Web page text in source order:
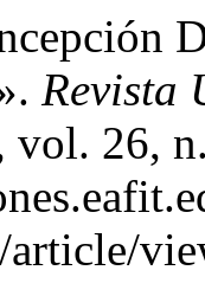
Revista
vol. 26,